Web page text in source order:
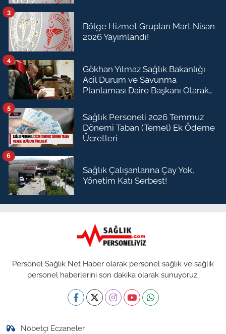
Bölge Hizmet Grupları Mart Nisan
2026 Yayımlandı!
3
Gökhan Yılmaz Sağlık Bakanlığı
Acil Durum ve Savunma
Planlaması Daire Başkanı Olarak
4
Sağlık Personeli 2026 Temmuz
Dönemi Taban (Temel) Ek Ödeme
Ücretleri
5
Sağlık Çalışanlarına Çay Yok,
Yönetim Katı Serbest!
6
Personel Sağlık Net Haber olarak personel sağlık ve sağlık
personel haberlerini son dakika olarak sunuyoruz.
Nöbetçi Eczaneler